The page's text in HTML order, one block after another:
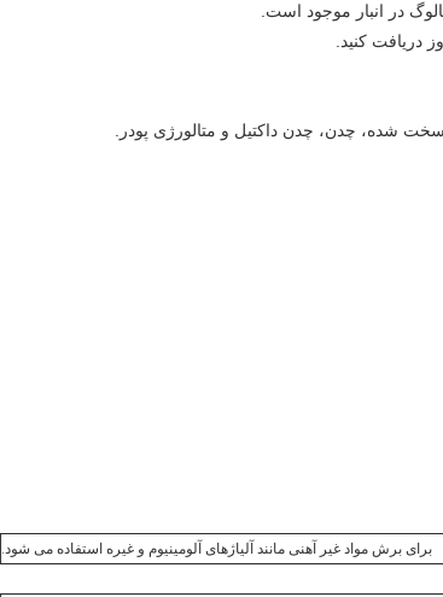
برای برش مواد غیر آهنی مانند آلیاژهای آلومینیوم و غیره استفاده می شود.